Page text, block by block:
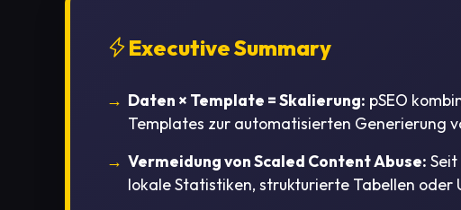
Executive Summary
Daten × Template = Skalierung: pSEO
Templates zur automatisierten Generierung
Vermeidung von Scaled Content Abuse:
lokale Statistiken, strukturierte Tabellen oder